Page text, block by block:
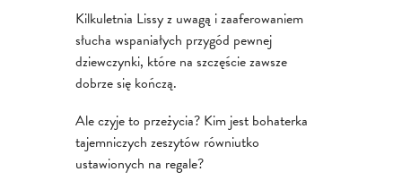
Kilkuletnia Lissy z uwagą i zaaferowaniem
słucha wspaniałych przygód pewnej
dziewczynki, które na szczęście zawsze
dobrze się kończą.
Ale czyje to przeżycia? Kim jest bohaterka
tajemniczych zeszytów równiutko
ustawionych na regale?